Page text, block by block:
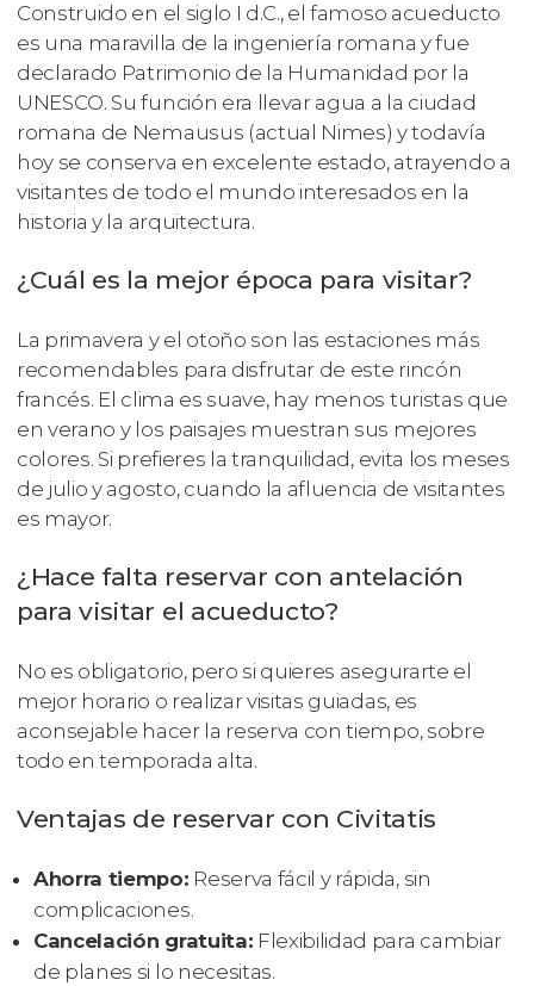
Construido en el siglo I d.C., el famoso acueducto
es una maravilla de la ingeniería romana y fue
declarado Patrimonio de la Humanidad por la
UNESCO. Su función era llevar agua a la ciudad
romana de Nemausus (actual Nimes) y todavía
hoy se conserva en excelente estado, atrayendo a
visitantes de todo el mundo interesados en la
historia y la arquitectura.
¿Cuál es la mejor época para visitar?
La primavera y el otoño son las estaciones más
recomendables para disfrutar de este rincón
francés. El clima es suave, hay menos turistas que
en verano y los paisajes muestran sus mejores
colores. Si prefieres la tranquilidad, evita los meses
de julio y agosto, cuando la afluencia de visitantes
es mayor.
¿Hace falta reservar con antelación
para visitar el acueducto?
No es obligatorio, pero si quieres asegurarte el
mejor horario o realizar visitas guiadas, es
aconsejable hacer la reserva con tiempo, sobre
todo en temporada alta.
Ventajas de reservar con Civitatis
Ahorra tiempo: Reserva fácil y rápida, sin
complicaciones.
Cancelación gratuita: Flexibilidad para cambiar
de planes si lo necesitas.